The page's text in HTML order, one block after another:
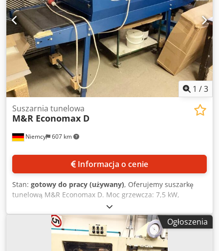
użytkowania, otrzymasz produkt wysokiej jakości w
atrakcyjnej cenie.
1 /3
Niemcy 607 km
Suszarnia tunelowa
M&R Economax D
Informacja o cenie
Stan: gotowy do pracy (używany), Oferujemy suszarkę
tunelową M&R Economax D. Moc grzewcza: 7,5 kW,
szerokość taśmy: 610 mm, długość komory grzewczej: 1140
mm. Wymiary (szerokość/głębokość/wysokość): ok. 2400
mm/840 mm/1350 mm, waga: ok. 227 kg. Możliwość
obejrzenia urządzenia po wcześniejszym uzgodnieniu.
Dwsdpfozta E Djx Amasa
Ogłoszenia